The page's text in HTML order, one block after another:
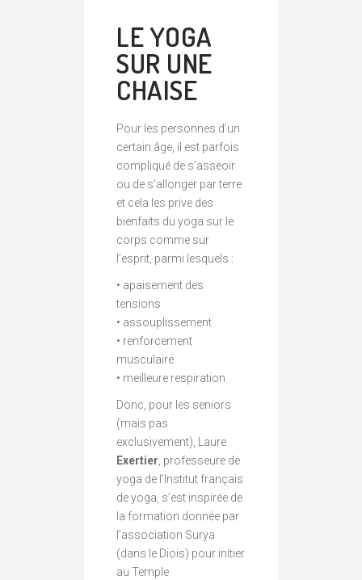
LE YOGA
SUR UNE
CHAISE
Pour les personnes d’un
certain âge, il est parfois
compliqué de s’asseoir
ou de s’allonger par terre
et cela les prive des
bienfaits du yoga sur le
corps comme sur
l’esprit, parmi lesquels :
• apaisement des
tensions
• assouplissement
• renforcement
musculaire
• meilleure respiration
Donc, pour les seniors
(mais pas
exclusivement), Laure
Exertier, professeure de
yoga de l’Institut français
de yoga, s’est inspirée de
la formation donnée par
l’association Surya
(dans le Diois) pour initier
au Temple